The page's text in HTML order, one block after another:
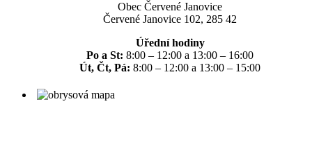
Obec Červené Janovice
Červené Janovice 102, 285 42
Úřední hodiny
Po a St: 8:00 – 12:00 a 13:00 – 16:00
Út, Čt, Pá: 8:00 – 12:00 a 13:00 – 15:00